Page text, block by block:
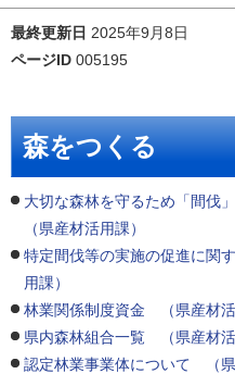
最終更新日 2025年9月8日
ページID 005195
森をつくる
大切な森林を守るため「間伐
（県産材活用課）
特定間伐等の実施の促進に関
用課）
林業関係制度資金 （県産材活
県内森林組合一覧 （県産材活
認定林業事業体について （県